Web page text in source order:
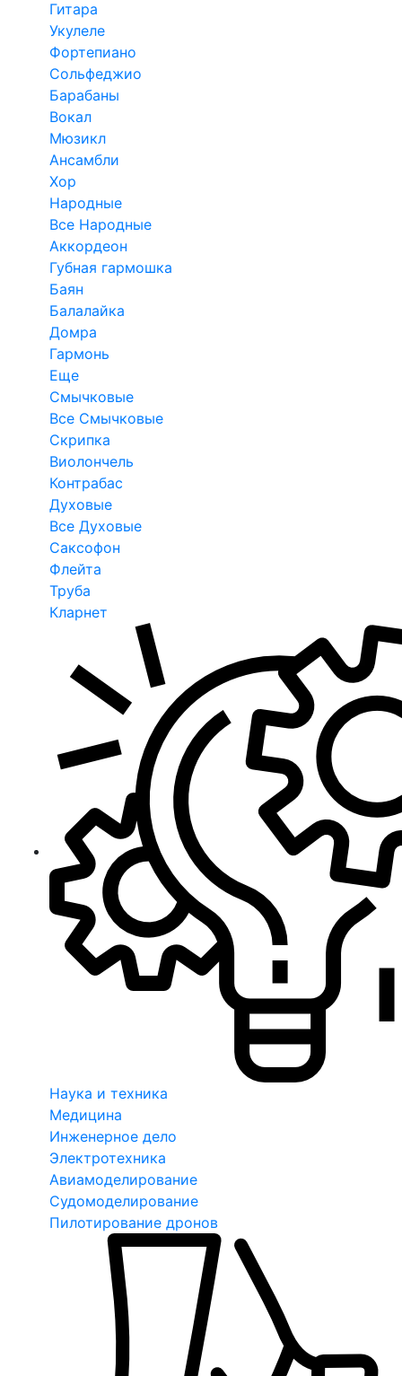
Гитара
Укулеле
Фортепиано
Сольфеджио
Барабаны
Вокал
Мюзикл
Ансамбли
Хор
Народные
Все Народные
Аккордеон
Губная гармошка
Баян
Балалайка
Домра
Гармонь
Еще
Смычковые
Все Смычковые
Скрипка
Виолончель
Контрабас
Духовые
Все Духовые
Саксофон
Флейта
Труба
Кларнет
Наука и техника
Медицина
Инженерное дело
Электротехника
Авиамоделирование
Судомоделирование
Пилотирование дронов